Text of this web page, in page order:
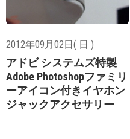
2012年09月02日( 日 )
アドビ システムズ特製
Adobe Photoshopファミリ
ーアイコン付きイヤホン
ジャックアクセサリー